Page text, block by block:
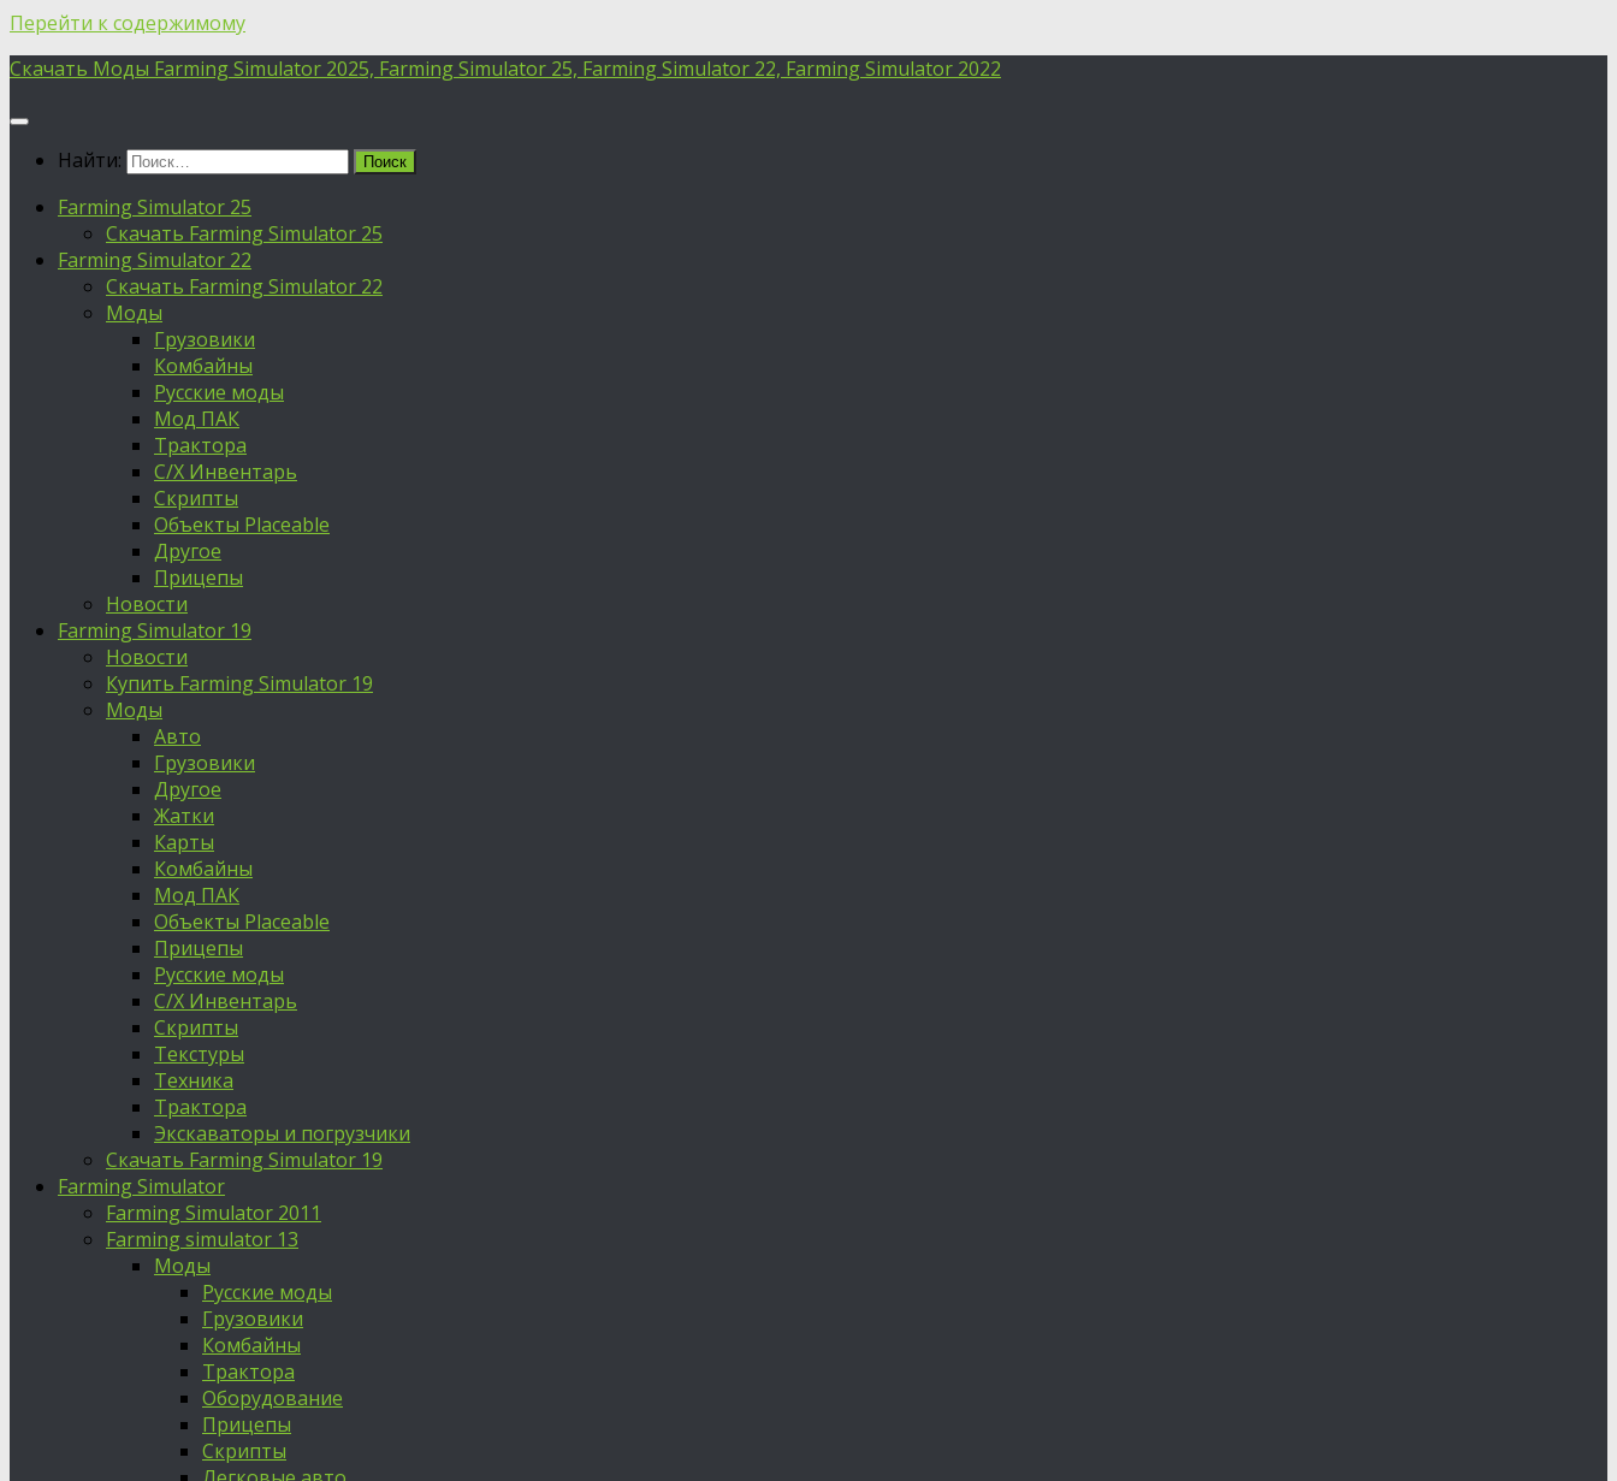
Перейти к содержимому
Скачать Моды Farming Simulator 2025, Farming Simulator 25, Farming Simulator 22, Farming Simulator 2022
Найти:
Farming Simulator 25
Скачать Farming Simulator 25
Farming Simulator 22
Скачать Farming Simulator 22
Моды
Грузовики
Комбайны
Русские моды
Мод ПАК
Трактора
С/Х Инвентарь
Скрипты
Объекты Placeable
Другое
Прицепы
Новости
Farming Simulator 19
Новости
Купить Farming Simulator 19
Моды
Авто
Грузовики
Другое
Жатки
Карты
Комбайны
Мод ПАК
Объекты Placeable
Прицепы
Русские моды
С/Х Инвентарь
Скрипты
Текстуры
Техника
Трактора
Экскаваторы и погрузчики
Скачать Farming Simulator 19
Farming Simulator
Farming Simulator 2011
Farming simulator 13
Моды
Русские моды
Грузовики
Комбайны
Трактора
Оборудование
Прицепы
Скрипты